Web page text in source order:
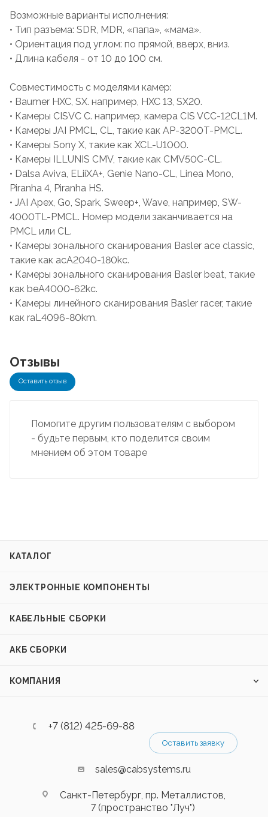
Возможные варианты исполнения:
• Тип разъема: SDR, MDR, «папа», «мама».
• Ориентация под углом: по прямой, вверх, вниз.
• Длина кабеля - от 10 до 100 см.
Совместимость с моделями камер:
• Baumer HXC, SX. например, HXC 13, SX20.
• Камеры CISVC C. например, камера CIS VCC-12CL1M.
• Камеры JAI PMCL, CL, такие как AP-3200T-PMCL.
• Камеры Sony X, такие как XCL-U1000.
• Камеры ILLUNIS CMV, такие как CMV50C-CL.
• Dalsa Aviva, ELiiXA+, Genie Nano-CL, Linea Mono,
Piranha 4, Piranha HS.
• JAI Apex, Go, Spark, Sweep+, Wave, например, SW-
4000TL-PMCL. Номер модели заканчивается на
PMCL или CL.
• Камеры зонального сканирования Basler ace classic,
такие как acA2040-180kc.
• Камеры зонального сканирования Basler beat, такие
как beA4000-62kc.
• Камеры линейного сканирования Basler racer, такие
как raL4096-80km.
Отзывы
Оставить отзыв
Помогите другим пользователям с выбором
- будьте первым, кто поделится своим
мнением об этом товаре
КАТАЛОГ
ЭЛЕКТРОННЫЕ КОМПОНЕНТЫ
КАБЕЛЬНЫЕ СБОРКИ
АКБ СБОРКИ
КОМПАНИЯ
+7 (812) 425-69-88
Оставить заявку
sales@cabsystems.ru
Санкт-Петербург, пр. Металлистов,
7 (пространство "Луч")